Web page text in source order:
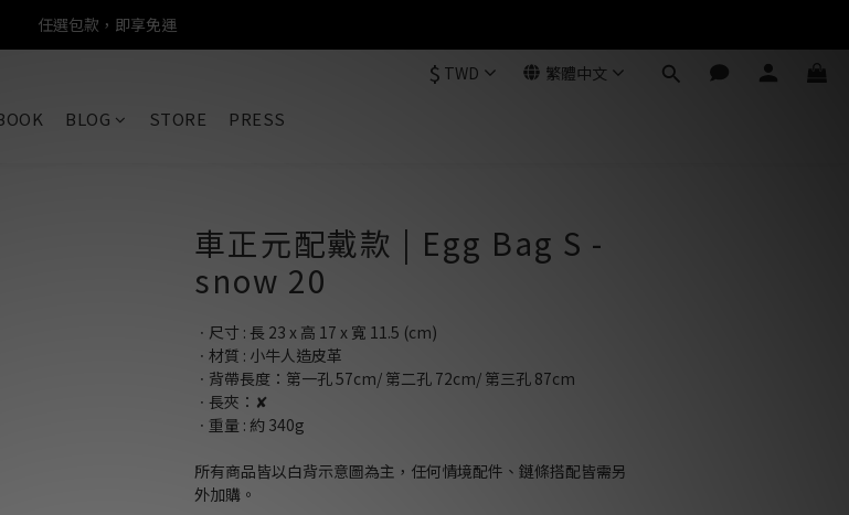
任選包款，即享免運
任選包款，即享免運
任選包款，即享免運
$ TWD 繁體中文
BLOG STORE PRESS
車正元配戴款 | Egg Bag S -
snow 20
ㆍ尺寸 : 長 23 x 高 17 x 寬 11.5 (cm)
ㆍ材質 : 小牛人造皮革
ㆍ背帶長度：第一孔 57cm/ 第二孔 72cm/ 第三孔 87cm
ㆍ長夾：✘
ㆍ重量 : 約 340g
所有商品皆以白背示意圖為主，任何情境配件、鏈條搭配皆需另
外加購。